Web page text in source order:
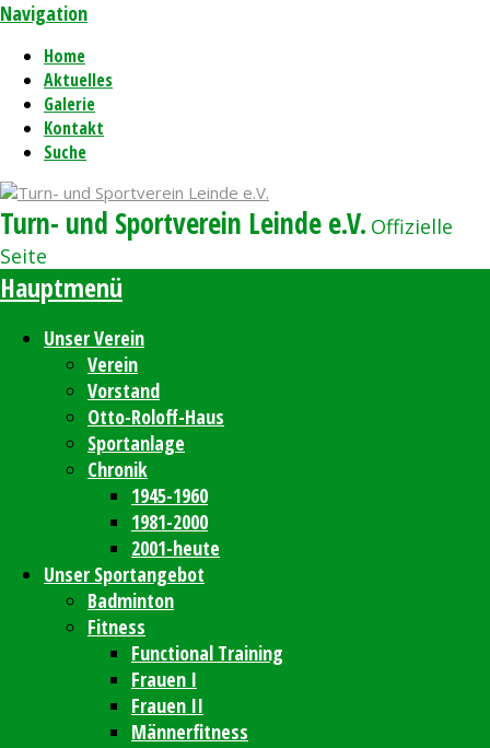
Navigation
Home
Aktuelles
Galerie
Kontakt
Suche
Turn- und Sportverein Leinde e.V. Offizielle
Seite
Hauptmenü
Unser Verein
Verein
Vorstand
Otto-Roloff-Haus
Sportanlage
Chronik
1945-1960
1981-2000
2001-heute
Unser Sportangebot
Badminton
Fitness
Functional Training
Frauen I
Frauen II
Männerfitness